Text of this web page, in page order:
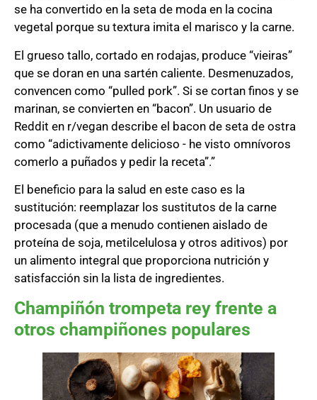
se ha convertido en la seta de moda en la cocina
vegetal porque su textura imita el marisco y la carne.
El grueso tallo, cortado en rodajas, produce “vieiras”
que se doran en una sartén caliente. Desmenuzados,
convencen como “pulled pork”. Si se cortan finos y se
marinan, se convierten en “bacon”. Un usuario de
Reddit en r/vegan describe el bacon de seta de ostra
como “adictivamente delicioso - he visto omnívoros
comerlo a puñados y pedir la receta”.”
El beneficio para la salud en este caso es la
sustitución: reemplazar los sustitutos de la carne
procesada (que a menudo contienen aislado de
proteína de soja, metilcelulosa y otros aditivos) por
un alimento integral que proporciona nutrición y
satisfacción sin la lista de ingredientes.
Champiñón trompeta rey frente a
otros champiñones populares